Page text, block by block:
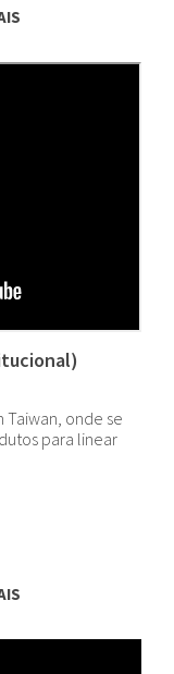
Taiwan, onde se
para linear